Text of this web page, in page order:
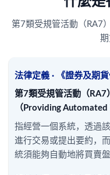
第7類受規管活動（RA7
法律定義 · 《證券及期
第7類受規管活動（RA7
（Providing Automated
指經營一個系統，透過
進行交易或提出要約，
統須能夠自動地將買賣